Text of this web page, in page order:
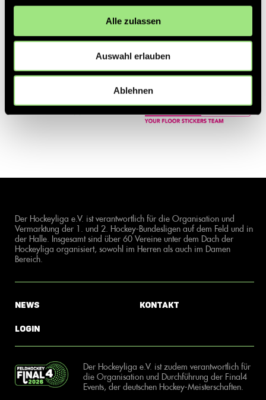
Alle zulassen
Auswahl erlauben
Ablehnen
Der Hockeyliga e.V. ist verantwortlich für die Organisation und
Vermarktung der 1. und 2. Hockey-Bundesligen auf dem Feld und in
der Halle. Insgesamt sind über 60 Vereine unter dem Dach der
Hockeyliga organisiert, sowohl im Herren als auch im Damen
Bereich.
News
Login
Kontakt
Der Hockeyliga e.V. ist zudem verantwortlich für
die Organisation und Durchführung der Final4
Events, der deutschen Hockey-Meisterschaften.